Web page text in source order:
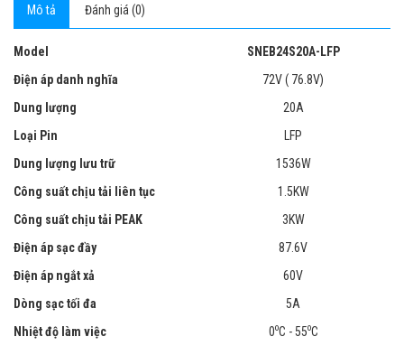
Mô tả Đánh giá (0)
Model
SNEB24S20A-LFP
Điện áp danh nghĩa
72V ( 76.8V)
Dung lượng
20A
Loại Pin
LFP
Dung lượng lưu trữ
1536W
Công suất chịu tải liên tục
1.5KW
Công suất chịu tải PEAK
3KW
Điện áp sạc đầy
87.6V
Điện áp ngắt xả
60V
Dòng sạc tối đa
5A
Nhiệt độ làm việc
0oC - 55oC